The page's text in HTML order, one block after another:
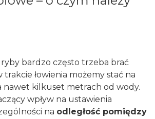
bardzo często trzeba brać
trakcie łowienia możemy stać na
nawet kilkuset metrach od wody.
wpływ na ustawienia
na odległość pomiędzy